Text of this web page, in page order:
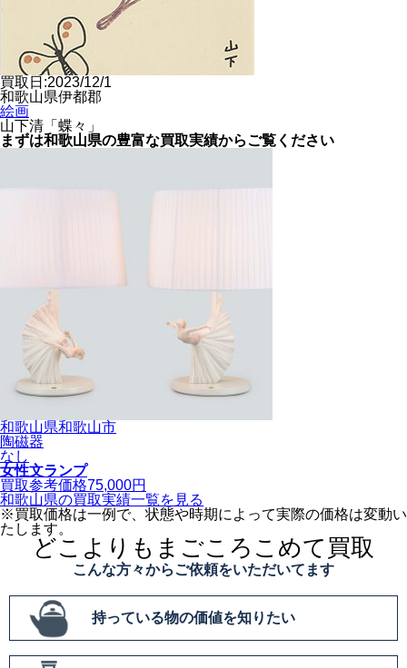
買取日:2023/12/1
和歌山県伊都郡
絵画
山下清「蝶々」
まずは和歌山県の豊富な買取実績からご覧ください
和歌山県和歌山市
陶磁器
なし
女性文ランプ
買取参考価格75,000円
和歌山県の買取実績一覧を見る
※買取価格は一例で、状態や時期によって実際の価格は変動い
たします。
どこよりもまごころこめて買取
こんな方々からご依頼をいただいてます
持っている物の価値を知りたい